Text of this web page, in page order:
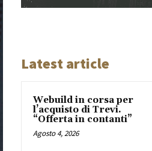
Latest article
Webuild in corsa per
l’acquisto di Trevi.
“Offerta in contanti”
Agosto 4, 2026